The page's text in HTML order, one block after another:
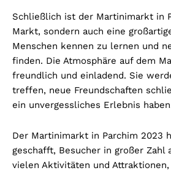
Schließlich ist der Martinimarkt in
Markt, sondern auch eine
Menschen kennen zu lernen und
finden. Die Atmosphäre auf dem
freundlich und einladend. Sie
treffen, neue Freundschaften
ein unvergessliches Erlebnis
Der Martinimarkt in Parchim 2023
geschafft, Besucher in großer Zahl
vielen Aktivitäten und